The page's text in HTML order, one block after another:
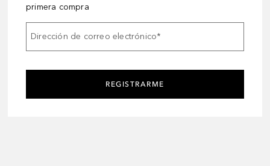
primera compra
Dirección de correo electrónico*
REGISTRARME